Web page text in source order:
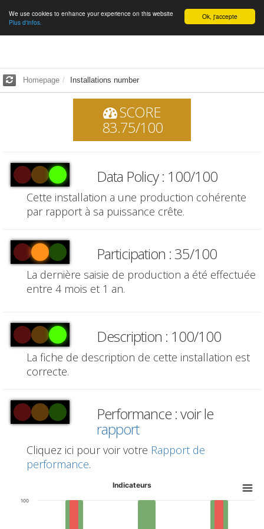
English Ok, j'accepte
We use cookies to enhance your experience on this website
Plus d'infos.
Homepage Installations number
SCORE
83.75/100
Data Policy : 100/100
Cette installation a une production cohérente
par rapport à sa puissance crête.
Participation : 35/100
La dernière saisie de production a été effectuée
entre 4 mois et 1 an.
Description : 100/100
La fiche de description de cette installation est
correcte.
Performance : voir le
rapport
Cliquez ici pour voir votre Rapport de
performance.
Indicateurs
100